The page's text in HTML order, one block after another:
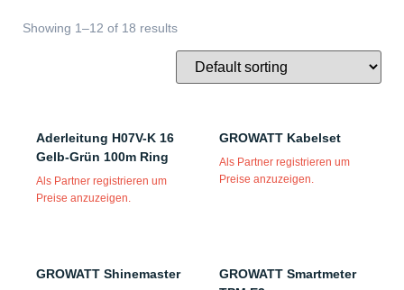
Showing 1–12 of 18 results
Aderleitung H07V-K 16
Gelb-Grün 100m Ring
Als Partner registrieren um
Preise anzuzeigen.
GROWATT Kabelset
Als Partner registrieren um
Preise anzuzeigen.
GROWATT Shinemaster
GROWATT Smartmeter